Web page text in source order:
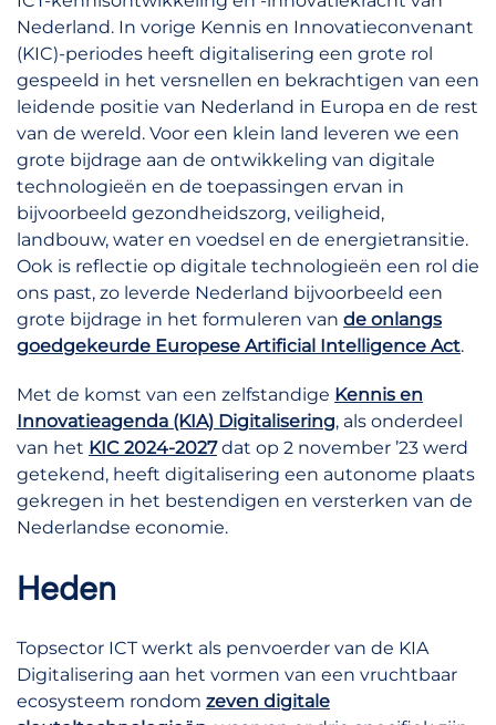
Nederland. In vorige Kennis en Innovatieconvenant
(KIC)-periodes heeft digitalisering een grote rol
gespeeld in het versnellen en bekrachtigen van een
leidende positie van Nederland in Europa en de rest
van de wereld. Voor een klein land leveren we een
grote bijdrage aan de ontwikkeling van digitale
technologieën en de toepassingen ervan in
bijvoorbeeld gezondheidszorg, veiligheid,
landbouw, water en voedsel en de energietransitie.
Ook is reflectie op digitale technologieën een rol die
ons past, zo leverde Nederland bijvoorbeeld een
grote bijdrage in het formuleren van de onlangs
goedgekeurde Europese Artificial Intelligence Act.
Met de komst van een zelfstandige Kennis en
Innovatieagenda (KIA) Digitalisering, als onderdeel
van het KIC 2024-2027dat op 2 november ’23 werd
getekend, heeft digitalisering een autonome plaats
gekregen in het bestendigen en versterken van de
Nederlandse economie.
Heden
Topsector ICT werkt als penvoerder van de KIA
Digitalisering aan het vormen van een vruchtbaar
ecosysteem rondom zeven digitale